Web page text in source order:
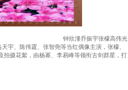
钟欣潼乔振宇张檬高伟光
宇、陈伟霆、张智尧等当红偶像主演，张檬、
拍摄花絮，由杨幂、李易峰等领衔古剑群星，打